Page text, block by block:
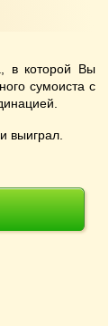
в которой Вы
сумоиста с
выиграл.